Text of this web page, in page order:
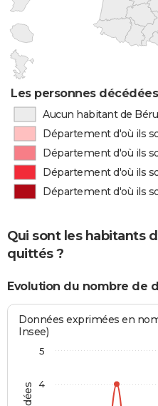
Les personnes
Aucun habitant de
Département d'où ils
Département d'où ils
Département d'où ils
Département d'où ils
Qui sont les habitants
quittés ?
Evolution du nombre de
Données exprimées en
Insee)
4
5